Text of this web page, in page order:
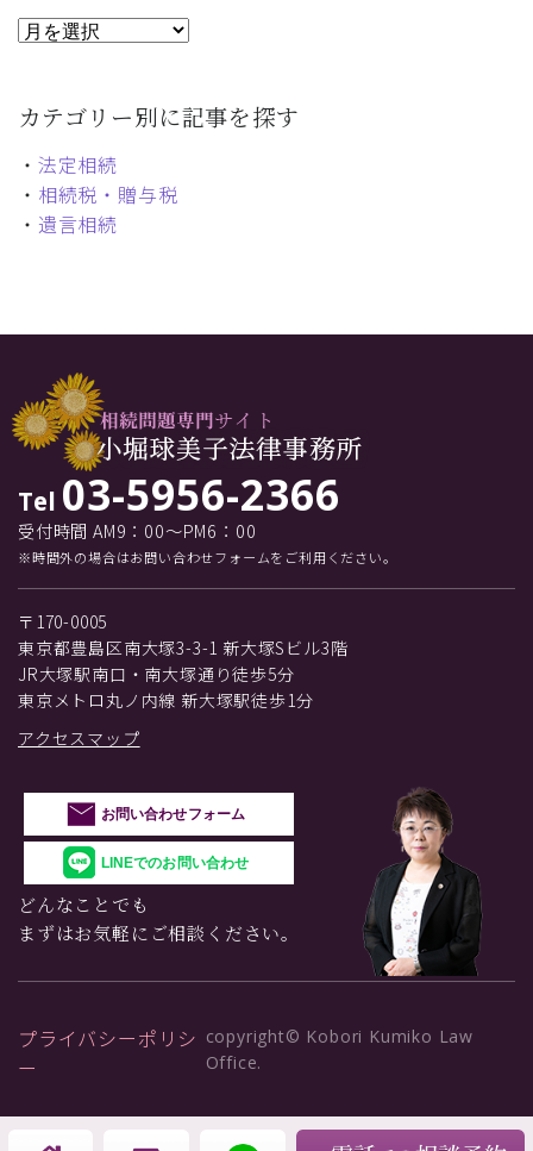
カテゴリー別に記事を探す
・ 法定相続
・ 相続税・贈与税
・ 遺言相続
Tel 03-5956-2366
受付時間 AM9：00～PM6：00
※時間外の場合はお問い合わせフォームをご利用ください。
〒170-0005
東京都豊島区南大塚3-3-1 新大塚Sビル3階
JR大塚駅南口・南大塚通り徒歩5分
東京メトロ丸ノ内線 新大塚駅徒歩1分
アクセスマップ
お問い合わせフォーム
LINEでのお問い合わせ
どんなことでも
まずはお気軽にご相談ください。
プライバシーポリシ
ー
copyright© Kobori Kumiko Law
Office.